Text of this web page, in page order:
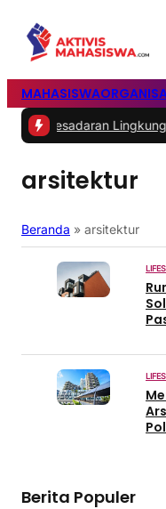
MAHASISWA
Lingkungan
arsitektur
Beranda » arsitektur
Berita Populer